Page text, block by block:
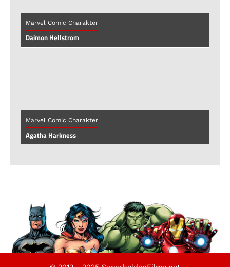
Marvel Comic Charakter
Daimon Hellstrom
Marvel Comic Charakter
Agatha Harkness